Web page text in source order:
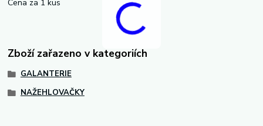
Cena za 1 kus
Zboží zařazeno v kategoriích
GALANTERIE
NAŽEHLOVAČKY